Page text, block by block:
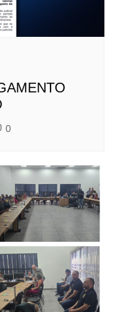
0